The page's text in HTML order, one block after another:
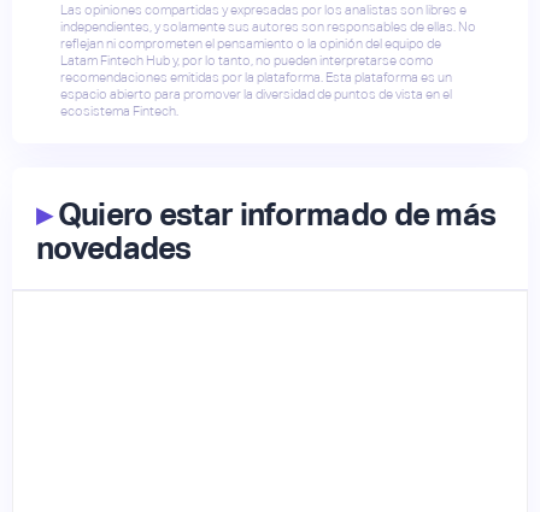
Las opiniones compartidas y expresadas por los analistas son libres e
independientes, y solamente sus autores son responsables de ellas. No
reflejan ni comprometen el pensamiento o la opinión del equipo de
Latam Fintech Hub y, por lo tanto, no pueden interpretarse como
recomendaciones emitidas por la plataforma. Esta plataforma es un
espacio abierto para promover la diversidad de puntos de vista en el
ecosistema Fintech.
▸Quiero estar informado de más
novedades